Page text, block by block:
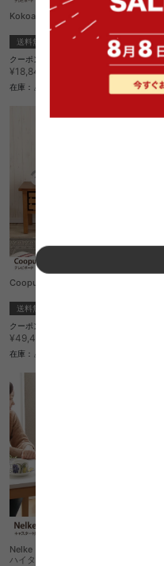
Kokoa テレビボード
送料無料
完成品
クーポン利用で
¥18,840→
在庫：△
Coopus テレビボード
送料無料
クーポン利用で
¥49,420→
在庫：△
Nelke キャスター付きコーナーTVボード
ハイタイプ